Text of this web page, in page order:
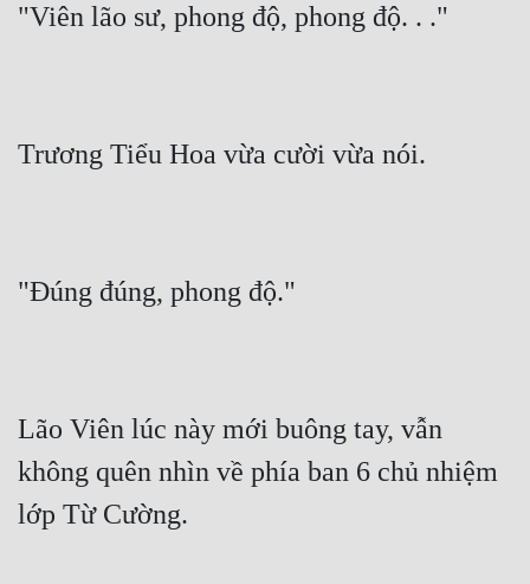
"Viên lão sư, phong độ, phong độ. . ."
Trương Tiểu Hoa vừa cười vừa nói.
"Đúng đúng, phong độ."
Lão Viên lúc này mới buông tay, vẫn
không quên nhìn về phía ban 6 chủ nhiệm
lớp Từ Cường.